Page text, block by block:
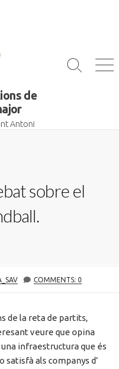
de
Antoni
Search
sobre el
COMMENTS: 0
de la reta de partits,
veure que opina
infraestructura que és
satisfà als companys d’